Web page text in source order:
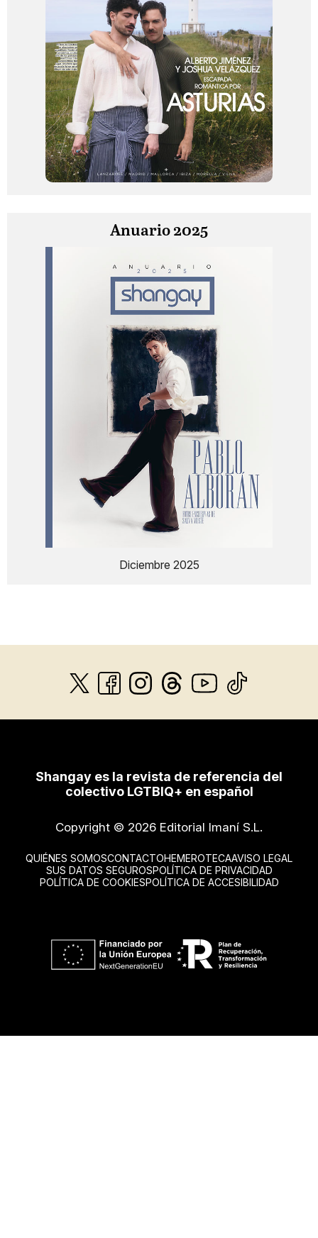
Anuario 2025
Diciembre 2025
Shangay es la revista de referencia del
colectivo LGTBIQ+ en español
Copyright © 2026 Editorial Imaní S.L.
QUIÉNES SOMOSCONTACTOHEMEROTECAAVISO LEGAL
SUS DATOS SEGUROSPOLÍTICA DE PRIVACIDAD
POLÍTICA DE COOKIESPOLÍTICA DE ACCESIBILIDAD